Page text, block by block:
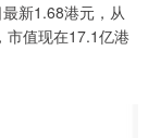
新1.68港元，从
市值现在17.1亿港